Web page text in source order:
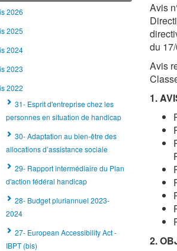
2026
2025
2024
2023
2022
31- Esprit d'entreprise chez les
personnes en situation de handicap
30- Adaptation au bien-être des
allocations d’assistance sociale
29- Rapport intermédiaire du Plan
d'action fédéral handicap
28- Budget pluriannuel 2023-
2024
27- European Accessibility Act -
IBPT (bis)
Avis
du
Avis
1.
2.